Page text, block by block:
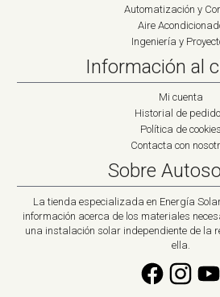
Automatización y
Aire
Ingeniería y
Información al
Mi cuenta
Historial de
Política de cookies
Contacta con
Sobre
La tienda especializada en Energía
información acerca de los materiales
una instalación solar independiente de la
ella.